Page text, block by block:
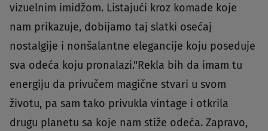
vizuelnim imidžom. Listajući kroz komade koje
nam prikazuje, dobijamo taj slatki osećaj
nostalgije i nonšalantne elegancije koju poseduje
sva odeća koju pronalazi."Rekla bih da imam tu
energiju da privučem magične stvari u svom
životu, pa sam tako privukla vintage i otkrila
drugu planetu sa koje nam stiže odeća. Zapravo,